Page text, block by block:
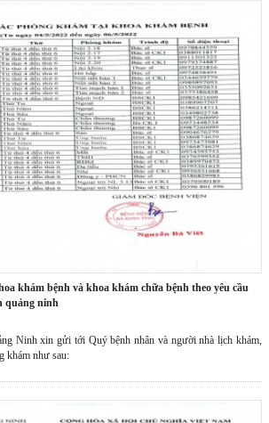
quảng ninh
Ninh xin gửi tới Quý bệnh nhân và người nhà lịch khám,
khám như sau: